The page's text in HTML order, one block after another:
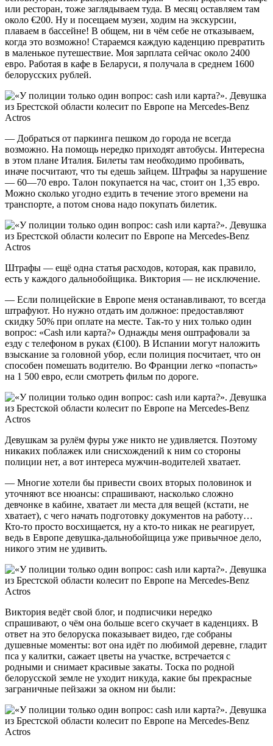
или ресторан, тоже заглядываем туда. В месяц оставляем там
около €200. Ну и посещаем музеи, ходим на экскурсии,
плаваем в бассейне! В общем, ни в чём себе не отказываем,
когда это возможно! Стараемся каждую каденцию превратить
в маленькое путешествие. Моя зарплата сейчас около 2400
евро. Работая в кафе в Беларуси, я получала в среднем 1600
белорусских рублей.
— Добраться от паркинга пешком до города не всегда
возможно. На помощь нередко приходят автобусы. Интересна
в этом плане Италия. Билеты там необходимо пробивать,
иначе посчитают, что ты едешь зайцем. Штрафы за нарушение
— 60—70 евро. Талон покупается на час, стоит он 1,35 евро.
Можно сколько угодно ездить в течение этого времени на
транспорте, а потом снова надо покупать билетик.
Штрафы — ещё одна статья расходов, которая, как правило,
есть у каждого дальнобойщика. Виктория — не исключение.
— Если полицейские в Европе меня останавливают, то всегда
штрафуют. Но нужно отдать им должное: предоставляют
скидку 50% при оплате на месте. Так-то у них только один
вопрос: «Cash или карта?» Однажды меня оштрафовали за
езду с телефоном в руках (€100). В Испании могут наложить
взыскание за головной убор, если полиция посчитает, что он
способен помешать водителю. Во Франции легко «попасть»
на 1 500 евро, если смотреть фильм по дороге.
Девушкам за рулём фуры уже никто не удивляется. Поэтому
никаких поблажек или снисхождений к ним со стороны
полиции нет, а вот интереса мужчин-водителей хватает.
— Многие хотели бы привести своих вторых половинок и
уточняют все нюансы: спрашивают, насколько сложно
девчонке в кабине, хватает ли места для вещей (кстати, не
хватает), с чего начать подготовку документов на работу…
Кто-то просто восхищается, ну а кто-то никак не реагирует,
ведь в Европе девушка-дальнобойщица уже привычное дело,
никого этим не удивить.
Виктория ведёт свой блог, и подписчики нередко
спрашивают, о чём она больше всего скучает в каденциях. В
ответ на это белоруска показывает видео, где собраны
душевные моменты: вот она идёт по любимой деревне, гладит
пса у калитки, сажает цветы на участке, встречается с
родными и снимает красивые закаты. Тоска по родной
белорусской земле не уходит никуда, какие бы прекрасные
заграничные пейзажи за окном ни были: